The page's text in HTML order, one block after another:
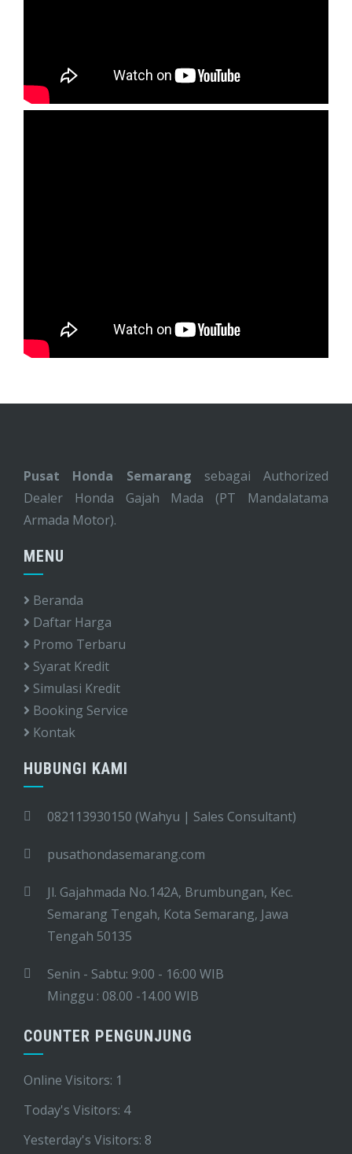
Pusat Honda Semarang sebagai Authorized
Dealer Honda Gajah Mada (PT Mandalatama
Armada Motor).
MENU
Beranda
Daftar Harga
Promo Terbaru
Syarat Kredit
Simulasi Kredit
Booking Service
Kontak
HUBUNGI KAMI
082113930150 (Wahyu | Sales Consultant)
pusathondasemarang.com
Jl. Gajahmada No.142A, Brumbungan, Kec.
Semarang Tengah, Kota Semarang, Jawa
Tengah 50135
Senin - Sabtu: 9:00 - 16:00 WIB
Minggu : 08.00 -14.00 WIB
COUNTER PENGUNJUNG
Online Visitors: 1
Today's Visitors: 4
Yesterday's Visitors: 8